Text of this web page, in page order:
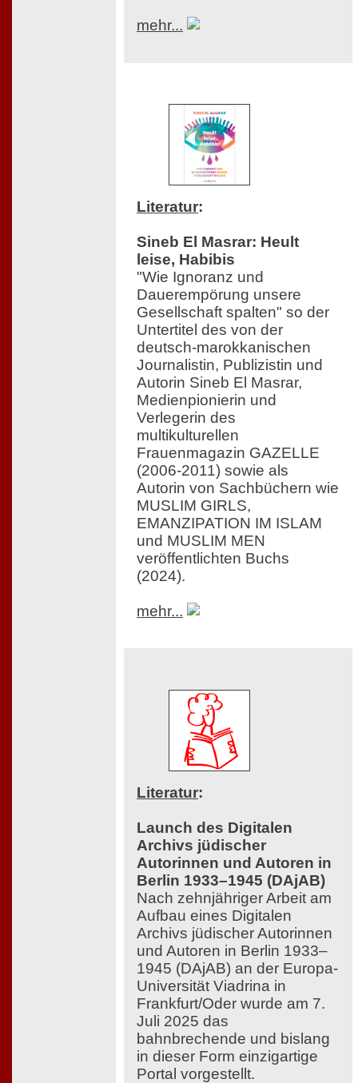
mehr...
Literatur:
Sineb El Masrar: Heult
leise, Habibis
"Wie Ignoranz und
Dauerempörung unsere
Gesellschaft spalten" so der
Untertitel des von der
deutsch-marokkanischen
Journalistin, Publizistin und
Autorin Sineb El Masrar,
Medienpionierin und
Verlegerin des
multikulturellen
Frauenmagazin GAZELLE
(2006-2011) sowie als
Autorin von Sachbüchern wie
MUSLIM GIRLS,
EMANZIPATION IM ISLAM
und MUSLIM MEN
veröffentlichten Buchs
(2024).
mehr...
Literatur:
Launch des Digitalen
Archivs jüdischer
Autorinnen und Autoren in
Berlin 1933–1945 (DAjAB)
Nach zehnjähriger Arbeit am
Aufbau eines Digitalen
Archivs jüdischer Autorinnen
und Autoren in Berlin 1933–
1945 (DAjAB) an der Europa-
Universität Viadrina in
Frankfurt/Oder wurde am 7.
Juli 2025 das
bahnbrechende und bislang
in dieser Form einzigartige
Portal vorgestellt.